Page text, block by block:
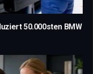
50.000sten BMW